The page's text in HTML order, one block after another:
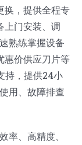
换，提供全程专
上门安装、调
熟练掌握设备
惠价供应刀片等
持，提供24小
用、故障排查
率、高精度、